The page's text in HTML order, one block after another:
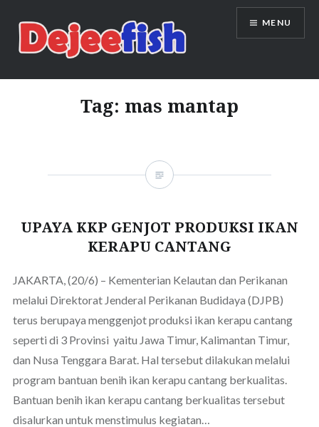
content
DEJEEFISH | PRODUSEN BENIH
IKAN BERKUALITAS INDONESIA
MENU
Tag: mas mantap
UPAYA KKP GENJOT PRODUKSI IKAN
KERAPU CANTANG
JAKARTA, (20/6) – Kementerian Kelautan dan Perikanan
melalui Direktorat Jenderal Perikanan Budidaya (DJPB)
terus berupaya menggenjot produksi ikan kerapu cantang
seperti di 3 Provinsi yaitu Jawa Timur, Kalimantan Timur,
dan Nusa Tenggara Barat. Hal tersebut dilakukan melalui
program bantuan benih ikan kerapu cantang berkualitas.
Bantuan benih ikan kerapu cantang berkualitas tersebut
disalurkan untuk menstimulus kegiatan…